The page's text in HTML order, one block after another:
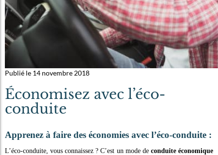
Publié le 14 novembre 2018
Économisez avec l’éco-
conduite
Apprenez à faire des économies avec l’éco-conduite :
L’éco-conduite, vous connaissez ? C’est un mode de conduite économique